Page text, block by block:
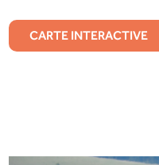
CARTE INTERACTIVE